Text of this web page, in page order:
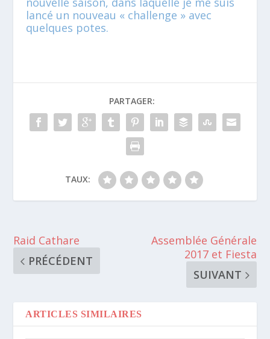
lancé un nouveau « challenge » avec
quelques potes.
PARTAGER:
TAUX:
Raid Cathare
PRÉCÉDENT
Assemblée Générale
2017 et Fiesta
SUIVANT
ARTICLES SIMILAIRES